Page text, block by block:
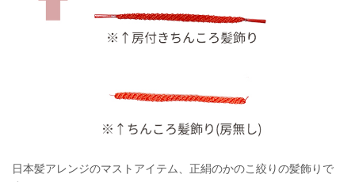
日本髪アレンジのマストアイテム、正絹のかのこ絞りの髪飾りで